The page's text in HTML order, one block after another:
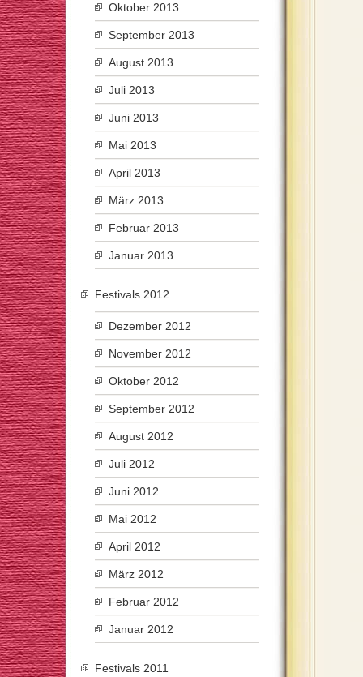
Oktober 2013
September 2013
August 2013
Juli 2013
Juni 2013
Mai 2013
April 2013
März 2013
Februar 2013
Januar 2013
Festivals 2012
Dezember 2012
November 2012
Oktober 2012
September 2012
August 2012
Juli 2012
Juni 2012
Mai 2012
April 2012
März 2012
Februar 2012
Januar 2012
Festivals 2011